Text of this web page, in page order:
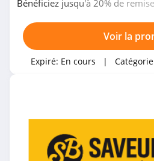
Bénéficiez jusqu'à 20% de
Voir la
Expiré: En cours | Catégorie